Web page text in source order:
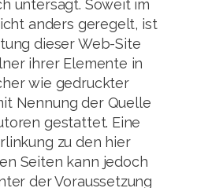
untersagt. Soweit im
anders geregelt, ist
dieser Web-Site
ihrer Elemente in
wie gedruckter
Nennung der Quelle
gestattet. Eine
zu den hier
Seiten kann jedoch
der Voraussetzung